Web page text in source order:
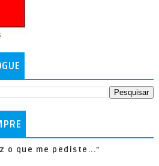
o que me pediste..."